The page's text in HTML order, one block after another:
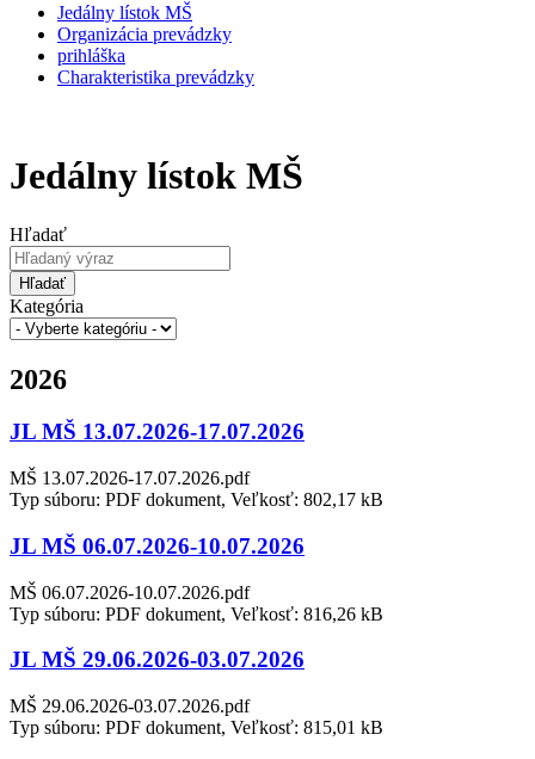
Jedálny lístok MŠ
Organizácia prevádzky
prihláška
Charakteristika prevádzky
Jedálny lístok MŠ
Hľadať
Hľadať
Kategória
2026
JL MŠ 13.07.2026-17.07.2026
MŠ 13.07.2026-17.07.2026.pdf
Typ súboru: PDF dokument, Veľkosť: 802,17 kB
JL MŠ 06.07.2026-10.07.2026
MŠ 06.07.2026-10.07.2026.pdf
Typ súboru: PDF dokument, Veľkosť: 816,26 kB
JL MŠ 29.06.2026-03.07.2026
MŠ 29.06.2026-03.07.2026.pdf
Typ súboru: PDF dokument, Veľkosť: 815,01 kB